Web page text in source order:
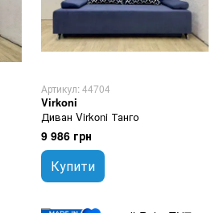
Артикул: 44704
Virkoni
Диван Virkoni Танго
9 986 грн
Купити